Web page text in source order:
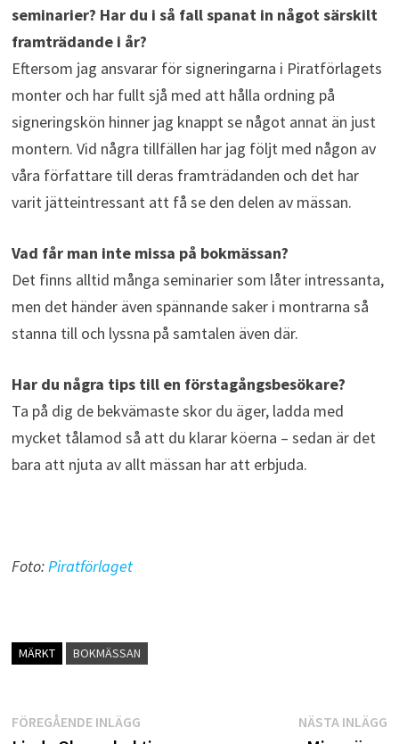
seminarier? Har du i så fall spanat in något särskilt
framträdande i år?
Eftersom jag ansvarar för signeringarna i Piratförlagets
monter och har fullt sjå med att hålla ordning på
signeringskön hinner jag knappt se något annat än just
montern. Vid några tillfällen har jag följt med någon av
våra författare till deras framträdanden och det har
varit jätteintressant att få se den delen av mässan.
Vad får man inte missa på bokmässan?
Det finns alltid många seminarier som låter intressanta,
men det händer även spännande saker i montrarna så
stanna till och lyssna på samtalen även där.
Har du några tips till en förstagångsbesökare?
Ta på dig de bekvämaste skor du äger, ladda med
mycket tålamod så att du klarar köerna – sedan är det
bara att njuta av allt mässan har att erbjuda.
Foto:Piratförlaget
MÄRKT BOKMÄSSAN
Inläggsnavigering
FÖREGÅENDE INLÄGGFöregående
NÄSTA INLÄGG